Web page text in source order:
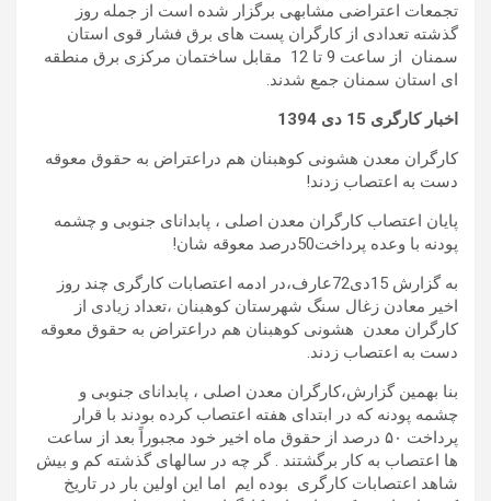
تجمعات اعتراضی مشابهی برگزار شده است از جمله روز
گذشته تعدادی از کارگران پست های برق فشار قوی استان
سمنان از ساعت 9 تا 12 مقابل ساختمان مرکزی برق منطقه
ای استان سمنان جمع شدند.
اخبار کارگری 15 دی 1394
کارگران معدن هشونی کوهبنان هم دراعتراض به حقوق معوقه
دست به اعتصاب زدند!
پایان اعتصاب کارگران معدن اصلی ، پابدانای جنوبی و چشمه
پودنه با وعده پرداخت50درصد معوقه شان!
به گزارش 15دی72عارف،در ادمه اعتصابات کارگری چند روز
اخیر معادن زغال سنگ شهرستان کوهبنان ،تعداد زیادی از
کارگران معدن هشونی کوهبنان هم دراعتراض به حقوق معوقه
دست به اعتصاب زدند.
بنا بهمین گزارش،کارگران معدن اصلی ، پابدانای جنوبی و
چشمه پودنه که در ابتدای هفته اعتصاب کرده بودند با قرار
پرداخت ۵۰ درصد از حقوق ماه اخیر خود مجبوراً بعد از ساعت
ها اعتصاب به کار برگشتند . گر چه در سالهای گذشته کم و بیش
شاهد اعتصابات کارگری بوده ایم اما این اولین بار در تاریخ